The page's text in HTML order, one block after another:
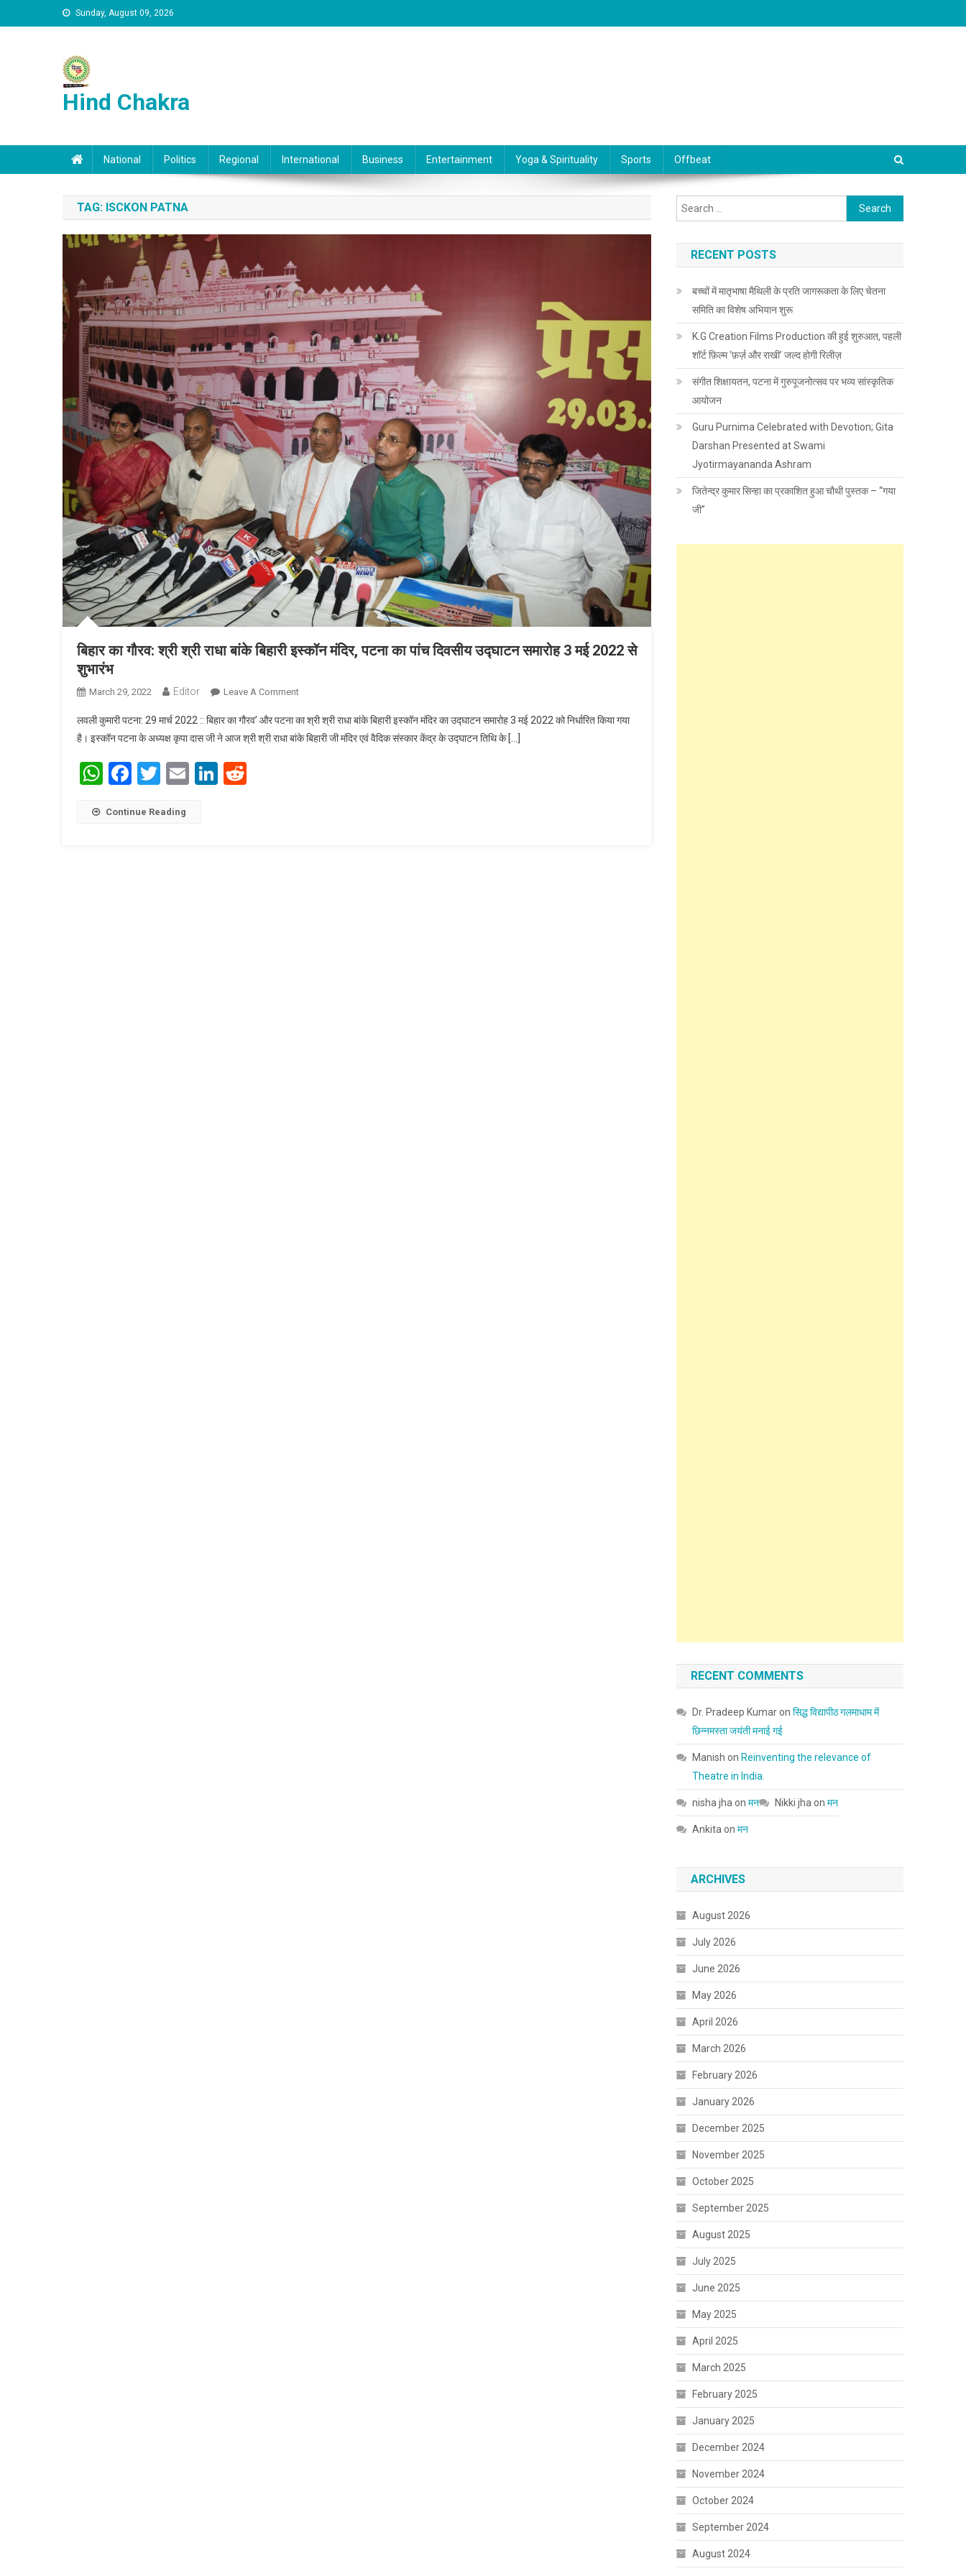
Skip to content Sunday, August 09, 2026
Hind Chakra
National Politics Regional International Business Entertainment Yoga & Spirituality Sports Offbeat
TAG: ISCKON PATNA
बिहार का गौरव: श्री श्री राधा बांके बिहारी इस्कॉन मंदिर, पटना का पांच दिवसीय उद्घाटन समारोह 3 मई 2022 से
शुभारंभ
March 29, 2022 Editor Leave A Comment
लवली कुमारी पटना: 29 मार्च 2022 :: बिहार का गौरव’ और पटना का श्री श्री राधा बांके बिहारी इस्कॉन मंदिर का उद्घाटन समारोह 3 मई 2022 को निर्धारित किया गया
है। इस्कॉन पटना के अध्यक्ष कृपा दास जी ने आज श्री श्री राधा बांके बिहारी जी मंदिर एवं वैदिक संस्कार केंद्र के उद्घाटन तिथि के […]
WhatsApp
Facebook
Twitter
EmailLinkedIn
Continue Reading
Search for:
RECENT POSTS
बच्चों में मातृभाषा मैथिली के प्रति जागरूकता के लिए चेतना
समिति का विशेष अभियान शुरू
K.G Creation Films Production की हुई शुरुआत, पहली
शॉर्ट फ़िल्म ‘फ़र्ज़ और राखी’ जल्द होगी रिलीज़
संगीत शिक्षायतन, पटना में गुरुपूजनोत्सव पर भव्य सांस्कृतिक
आयोजन
Guru Purnima Celebrated with Devotion; Gita
Darshan Presented at Swami
Jyotirmayananda Ashram
जितेन्द्र कुमार सिन्हा का प्रकाशित हुआ चौथी पुस्तक – “गया
जी”
RECENT COMMENTS
Dr. Pradeep Kumaronसिद्ध विद्यापीठ गलमाधाम में
छिन्नमस्ता जयंती मनाई गई
Manish on Reinventing the relevance of
Theatre in India.
nisha jha onमन Nikki jha onमन
Ankita onमन
ARCHIVES
August 2026
July 2026
June 2026
May 2026
April 2026
March 2026
February 2026
January 2026
December 2025
November 2025
October 2025
September 2025
August 2025
July 2025
June 2025
May 2025
April 2025
March 2025
February 2025
January 2025
December 2024
November 2024
October 2024
September 2024
August 2024